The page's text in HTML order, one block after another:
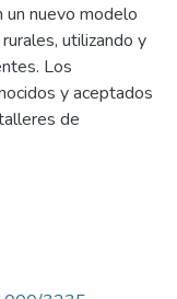
nuevo modelo
utilizando y
Los
y aceptados
de